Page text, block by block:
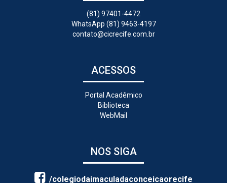
(81) 97401-4472
WhatsApp (81) 9463-4197
contato@cicrecife.com.br
ACESSOS
Portal Acadêmico
Biblioteca
WebMail
NOS SIGA
/colegiodaimaculadaconceicaorecife